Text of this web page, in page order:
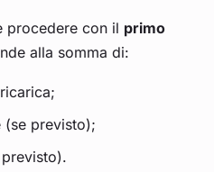
procedere con il primo
alla somma di:
previsto);